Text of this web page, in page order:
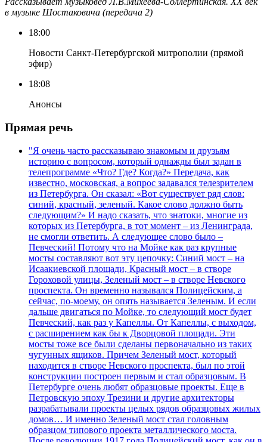
в музыке Шостаковича (передача 2)
18:00
Новости Санкт-Петербургской митрополии (прямой
эфир)
18:08
Анонсы
Прямая речь
"Я очень часто рассказываю знакомым и друзьям
историю с вопросом, который однажды был задан в
телепрограмме «Что? Где? Когда?» Передача, как
известно, московская, а вопрос задавался телезрителем
из Петербурга. Он сказал: «Вот существует ряд слов:
синий, красный, зеленый. Какое слово должно быть
следующим?» И надо сказать, что знатоки, многие из
которых из Петербурга, в тот момент – из Ленинграда,
не смогли ответить. А следующее слово было –
Певческий! Потому что на Мойке как раз крупные
мосты составляют вот эту цепочку: Синий мост – на
Исаакиевской площади, Красный мост – в створе
Гороховой улицы, Зеленый мост – в створе Невского
проспекта. Он временно назывался Полицейским, а
сейчас, по-моему, он опять называется Зеленым. И если
дальше двигаться по Мойке, то следующий мост будет
Певческий, как раз у Капеллы. От Капеллы, с выходом,
с расширением как бы к Дворцовой площади. Эти
мосты тоже все были сделаны первоначально из таких
чугунных ящиков. Причем Зеленый мост, который
находится в створе Невского проспекта, был по этой
конструкции построен первым и стал образцовым. В
Петербурге очень любят образцовые проекты. Еще в
Петровскую эпоху Трезини и другие архитекторы
разрабатывали проекты целых рядов образцовых жилых
домов… И именно Зеленый мост стал головным
образцом типового проекта металлического моста.